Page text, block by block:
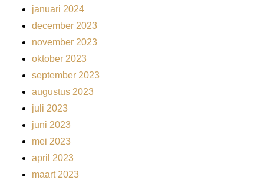
januari 2024
december 2023
november 2023
oktober 2023
september 2023
augustus 2023
juli 2023
juni 2023
mei 2023
april 2023
maart 2023